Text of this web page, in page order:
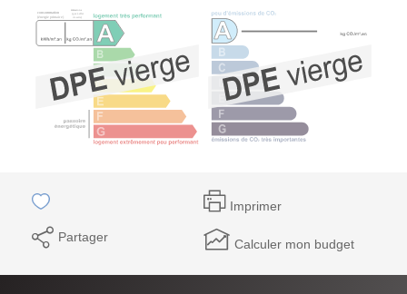
Imprimer
Partager Calculer mon budget